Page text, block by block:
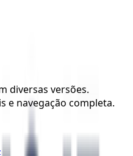
diversas versões.
e navegação completa.